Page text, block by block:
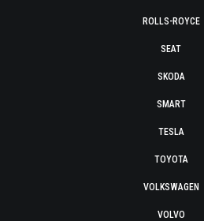
ROLLS-ROYCE
SEAT
SKODA
SMART
TESLA
TOYOTA
VOLKSWAGEN
VOLVO